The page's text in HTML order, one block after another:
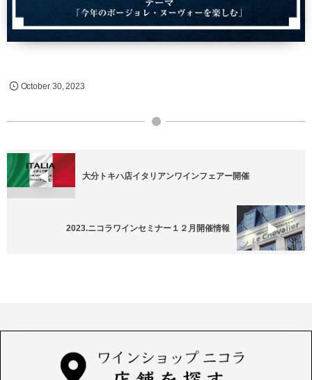
October 30,2023
大分トキハ店イタリアンワインフェアー開催
2023.ニコラワインセミナー１２月開催情報